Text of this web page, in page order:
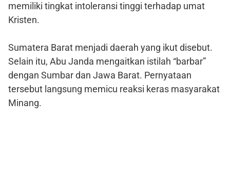
memiliki tingkat intoleransi tinggi terhadap umat
Kristen.
Sumatera Barat menjadi daerah yang ikut disebut.
Selain itu, Abu Janda mengaitkan istilah “barbar”
dengan Sumbar dan Jawa Barat. Pernyataan
tersebut langsung memicu reaksi keras masyarakat
Minang.